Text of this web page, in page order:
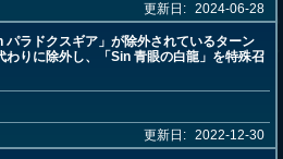
更新日: 2024-06-28
パラドクスギア」が除外されているターン
わりに除外し、「Sin 青眼の白龍」を特殊召
更新日: 2022-12-30